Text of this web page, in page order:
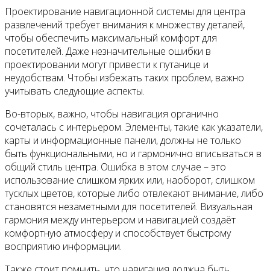
Проектирование навигационной системы для центра
развлечений требует внимания к множеству деталей,
чтобы обеспечить максимальный комфорт для
посетителей. Даже незначительные ошибки в
проектировании могут привести к путанице и
неудобствам. Чтобы избежать таких проблем, важно
учитывать следующие аспекты.
Во-вторых, важно, чтобы навигация органично
сочеталась с интерьером. Элементы, такие как указатели,
карты и информационные панели, должны не только
быть функциональными, но и гармонично вписываться в
общий стиль центра. Ошибка в этом случае – это
использование слишком ярких или, наоборот, слишком
тусклых цветов, которые либо отвлекают внимание, либо
становятся незаметными для посетителей. Визуальная
гармония между интерьером и навигацией создаёт
комфортную атмосферу и способствует быстрому
восприятию информации.